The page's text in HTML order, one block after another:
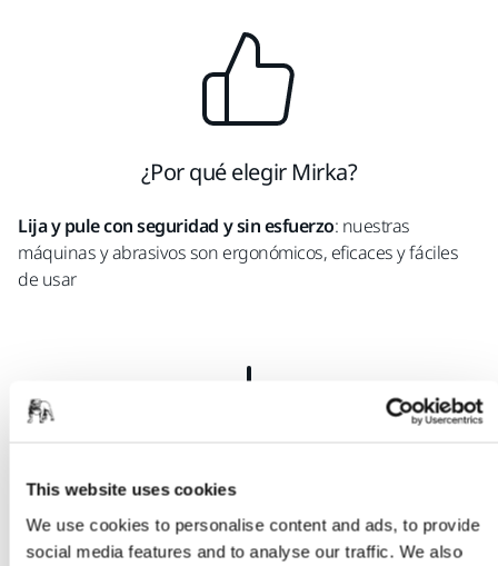
This website uses cookies
We use cookies to personalise content and ads, to provide
social media features and to analyse our traffic. We also
¿Por qué elegir Mirka?
Lija y pule con seguridad y sin esfuerzo: nuestras
máquinas y abrasivos son ergonómicos, eficaces y fáciles
de usar
¿Por qué elegir Mirka?
Mejora la calidad del trabajo : el acabado es excelente con